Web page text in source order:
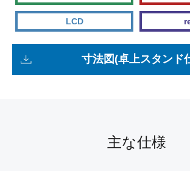
LCD
寸法図(卓上スタンド
主な仕様